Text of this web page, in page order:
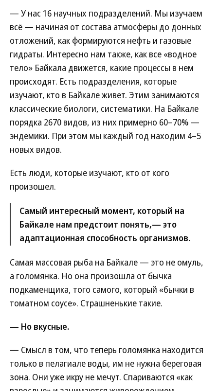
— У нас 16 научных подразделений. Мы изучаем
всё — начиная от состава атмосферы до донных
отложений, как формируются нефть и газовые
гидраты. Интересно нам также, как все «водное
тело» Байкала движется, какие процессы в нем
происходят. Есть подразделения, которые
изучают, кто в Байкале живет. Этим занимаются
классические биологи, систематики. На Байкале
порядка 2670 видов, из них примерно 60–70% —
эндемики. При этом мы каждый год находим 4–5
новых видов.
Есть люди, которые изучают, кто от кого
произошел.
Самый интересный момент, который на
Байкале нам предстоит понять,— это
адаптационная способность организмов.
Самая массовая рыба на Байкале — это не омуль,
а голомянка. Но она произошла от бычка
подкаменщика, того самого, который «бычки в
томатном соусе». Страшненькие такие.
— Но вкусные.
— Смысл в том, что теперь голомянка находится
только в пелагиале воды, им не нужна береговая
зона. Они уже икру не мечут. Спариваются «как